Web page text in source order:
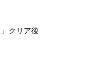
」クリア後